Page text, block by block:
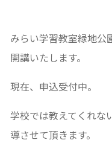
みらい学習教室緑地公
開講いたします。
現在、申込受付中。
学校では教えてくれな
導させて頂きます。